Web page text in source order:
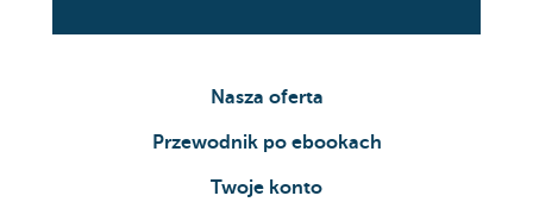
Nasza oferta
Przewodnik po ebookach
Twoje konto